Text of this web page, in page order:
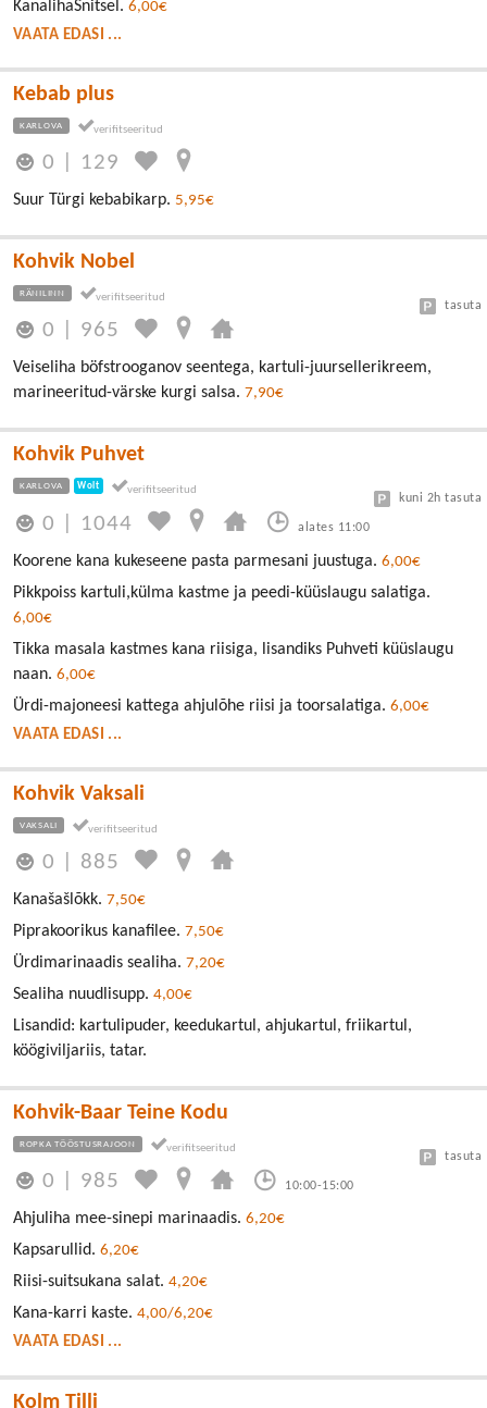
KanalihaŠnitsel. 6,00€
VAATA EDASI ...
Kebab plus
KARLOVA
0 129
Suur Türgi kebabikarp. 5,95€
Kohvik Nobel
RÄNILINN
0 965
tasuta
Veiseliha böfstrooganov seentega, kartuli-juursellerikreem,
marineeritud-värske kurgi salsa. 7,90€
Kohvik Puhvet
KARLOVA Wolt
0 1044 alates 11:00
kuni 2h tasuta
Koorene kana kukeseene pasta parmesani juustuga. 6,00€
Pikkpoiss kartuli,külma kastme ja peedi-küüslaugu salatiga.
6,00€
Tikka masala kastmes kana riisiga, lisandiks Puhveti küüslaugu
naan. 6,00€
Ürdi-majoneesi kattega ahjulõhe riisi ja toorsalatiga. 6,00€
VAATA EDASI ...
Kohvik Vaksali
VAKSALI
0 885
Kanašašlõkk. 7,50€
Piprakoorikus kanafilee. 7,50€
Ürdimarinaadis sealiha. 7,20€
Sealiha nuudlisupp. 4,00€
Lisandid: kartulipuder, keedukartul, ahjukartul, friikartul,
köögiviljariis, tatar.
Kohvik-Baar Teine Kodu
ROPKA TÖÖSTUSRAJOON
0 985 10:00-15:00
tasuta
Ahjuliha mee-sinepi marinaadis. 6,20€
Kapsarullid. 6,20€
Riisi-suitsukana salat. 4,20€
Kana-karri kaste. 4,00/6,20€
VAATA EDASI ...
Kolm Tilli